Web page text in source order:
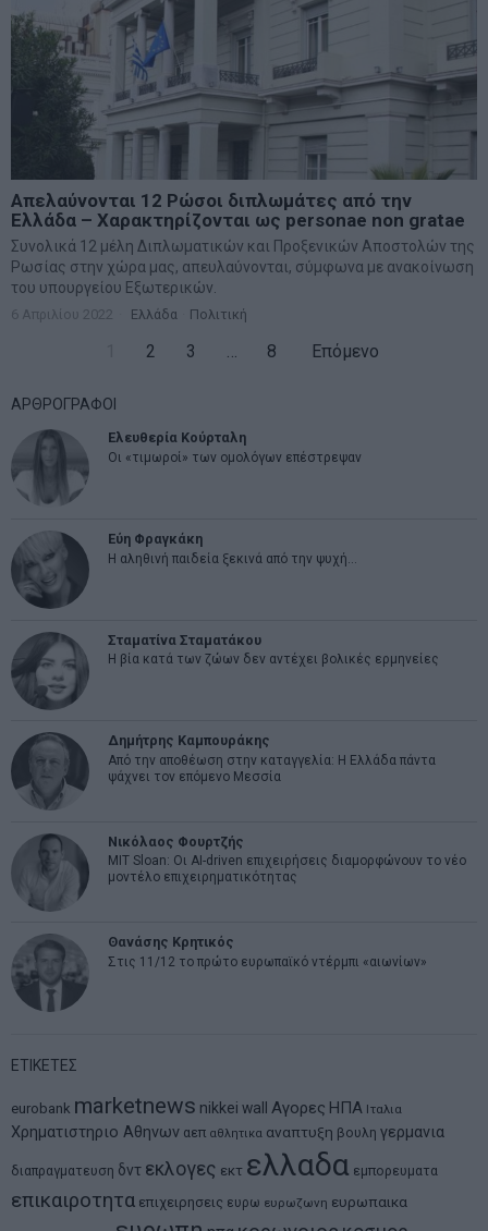
Απελαύνονται 12 Ρώσοι διπλωμάτες από την
Ελλάδα – Χαρακτηρίζονται ως personae non gratae
Συνολικά 12 μέλη Διπλωματικών και Προξενικών Αποστολών της
Ρωσίας στην χώρα μας, απευλαύνονται, σύμφωνα με ανακοίνωση
του υπουργείου Εξωτερικών.
6 Απριλίου 2022 Ελλάδα Πολιτική
2 3 … 8 Επόμενο
ΑΡΘΡΟΓΡΑΦΟΙ
Ελευθερία Κούρταλη
Οι «τιμωροί» των ομολόγων επέστρεψαν
Εύη Φραγκάκη
Η αληθινή παιδεία ξεκινά από την ψυχή…
Σταματίνα Σταματάκου
Η βία κατά των ζώων δεν αντέχει βολικές ερμηνείες
Δημήτρης Καμπουράκης
Από την αποθέωση στην καταγγελία: Η Ελλάδα πάντα
ψάχνει τον επόμενο Μεσσία
Νικόλαος Φουρτζής
MIT Sloan: Οι AI-driven επιχειρήσεις διαμορφώνουν το νέο
μοντέλο επιχειρηματικότητας
Θανάσης Κρητικός
Στις 11/12 το πρώτο ευρωπαϊκό ντέρμπι «αιωνίων»
ΕΤΙΚΕΤΕΣ
eurobank marketnews nikkei wall Αγορες ΗΠΑ Ιταλια
Χρηματιστηριο Αθηνων αεπ αθλητικα αναπτυξη βουλη γερμανια
διαπραγματευση δντ εκλογες εκτ ελλαδα εμπορευματα
επικαιροτητα επιχειρησεις ευρω ευρωζωνη ευρωπαικα